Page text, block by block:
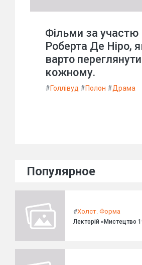
Фільми за участю
Роберта Де Ніро,
варто переглянути
кожному.
#Голлівуд #Полон #Драма
Популярное
#Холст. Форма
Лекторій «Мистецтво